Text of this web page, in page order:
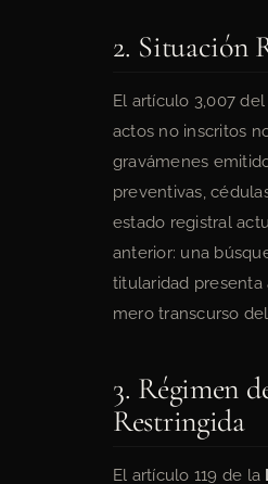
2. Situación
El artículo 3,007
actos no inscritos
gravámenes
preventivas,
estado registral
anterior: una
titularidad presenta
mero transcurso
3. Régimen
Restringida
El artículo 119 de la